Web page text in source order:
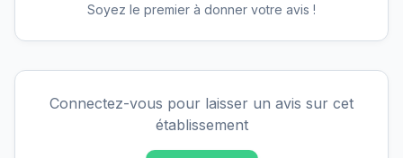
Soyez le premier à donner votre avis !
Connectez-vous pour laisser un avis sur cet
établissement